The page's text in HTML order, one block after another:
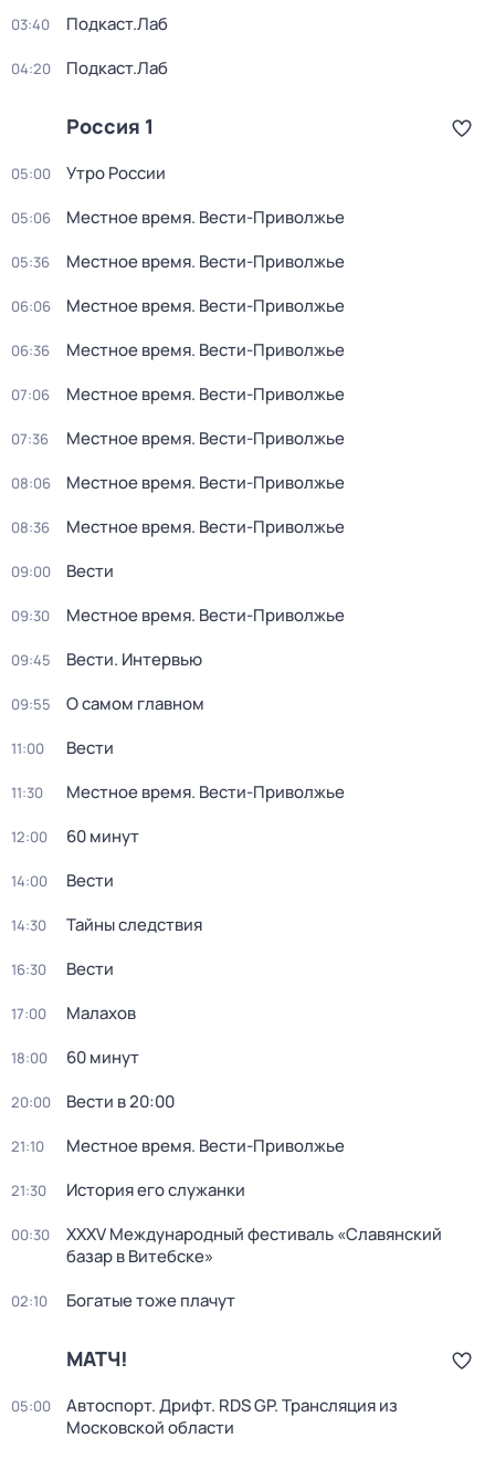
03:40 Подкаст.Лаб
04:20 Подкаст.Лаб
Россия 1
05:00 Утро России
05:06 Местное время. Вести-Приволжье
05:36 Местное время. Вести-Приволжье
06:06 Местное время. Вести-Приволжье
06:36 Местное время. Вести-Приволжье
07:06 Местное время. Вести-Приволжье
07:36 Местное время. Вести-Приволжье
08:06 Местное время. Вести-Приволжье
08:36 Местное время. Вести-Приволжье
09:00 Вести
09:30 Местное время. Вести-Приволжье
09:45 Вести. Интервью
09:55 О самом главном
11:00 Вести
11:30 Местное время. Вести-Приволжье
12:00 60 минут
14:00 Вести
14:30 Тайны следствия
16:30 Вести
17:00 Малахов
18:00 60 минут
20:00 Вести в 20:00
21:10 Местное время. Вести-Приволжье
21:30 История его служанки
00:30
XXXV Международный фестиваль «Славянский
базар в Витебске»
02:10 Богатые тоже плачут
МАТЧ!
05:00
Автоспорт. Дрифт. RDS GP. Трансляция из
Московской области